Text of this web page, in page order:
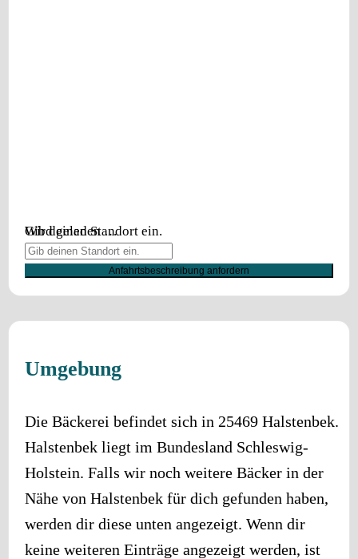
Wird geladen …
Gib deinen Standort ein.
Anfahrtsbeschreibung anfordern
Umgebung
Die Bäckerei befindet sich in 25469 Halstenbek.
Halstenbek liegt im Bundesland Schleswig-
Holstein. Falls wir noch weitere Bäcker in der
Nähe von Halstenbek für dich gefunden haben,
werden dir diese unten angezeigt. Wenn dir
keine weiteren Einträge angezeigt werden, ist